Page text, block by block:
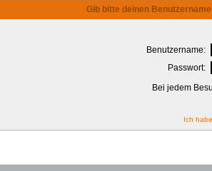
Gib bitte deinen
Benutzername:
Passwort:
Bei jedem
Ich